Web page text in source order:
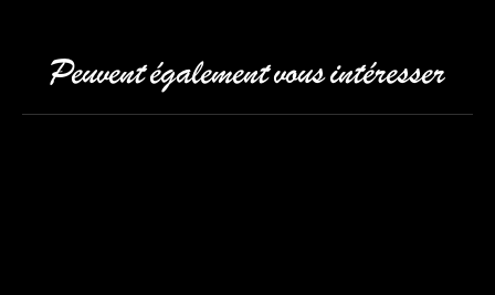
Peuvent également vous intéresser